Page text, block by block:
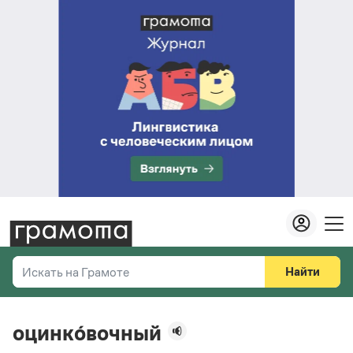
Искать на Грамоте
Справочная служба
Найти
оцинко́вочный